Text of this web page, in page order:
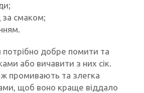
смаком;
добре помити та
або вичавити з них сік.
промивають та злегка
щоб воно краще віддало